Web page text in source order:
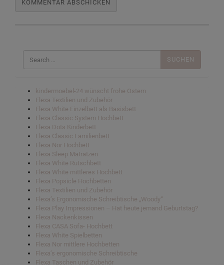
Suchen
nach:
kindermoebel-24 wünscht frohe Ostern
Flexa Textilien und Zubehör
Flexa White Einzelbett als Basisbett
Flexa Classic System Hochbett
Flexa Dots Kinderbett
Flexa Classic Familienbett
Flexa Nor Hochbett
Flexa Sleep Matratzen
Flexa White Rutschbett
Flexa White mittleres Hochbett
Flexa Popsicle Hochbetten
Flexa Textilien und Zubehör
Flexa’s Ergonomische Schreibtische „Woody“
Flexa Play Impressionen – Hat heute jemand Geburtstag?
Flexa Nackenkissen
Flexa CASA Sofa- Hochbett
Flexa White Spielbetten
Flexa Nor mittlere Hochbetten
Flexa’s ergonomische Schreibtische
Flexa Taschen und Zubehör